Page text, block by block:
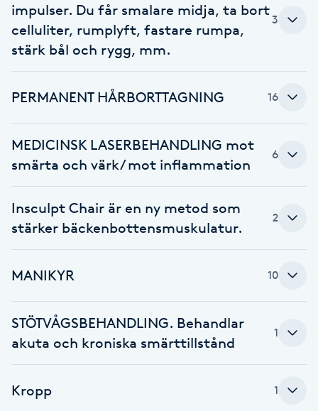
Extensions
Extensions borttagning
Eyeliner-tatuering
Face framing
Faceliftmassage
Fet hårbotten
Fibromassage
Fillers
Fotmassage
impulser. Du får smalare midja, ta bort
celluliter, rumplyft, fastare rumpa,
stärk bål och rygg, mm.
3
PERMANENT HÅRBORTTAGNING 16
MEDICINSK LASERBEHANDLING mot
smärta och värk/ mot inflammation
6
Insculpt Chair är en ny metod som
stärker bäckenbottensmuskulatur.
2
MANIKYR 10
STÖTVÅGSBEHANDLING. Behandlar
akuta och kroniska smärttillstånd
1
Kropp 1